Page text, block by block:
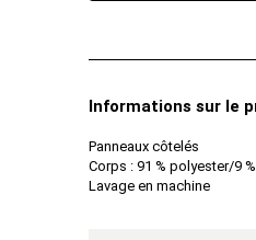
Informations sur le
Panneaux côtelés
Corps : 91 % polyester/9
Lavage en machine